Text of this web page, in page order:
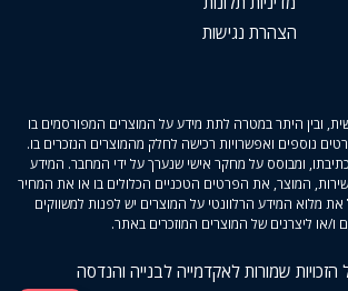
הצהרת נגישות
ובין היתר במטרה לתת מידע על המוצרים המפורסמים בו
נוספים ואפשרויות רכישה לחלק מהמוצרים הנזכרים בו.
כתיבתו, ומבוסס על מחקר אישי שנערך על ידי המחבר. המידע
המוצר, את הפרטים הטכניים הכלולים בו או את המחיר
את מלוא המידע הרלוונטי על המוצרים יש לפנות למשווקים
ו/או ליצרנים של המוצרים המוזכרים באתר.